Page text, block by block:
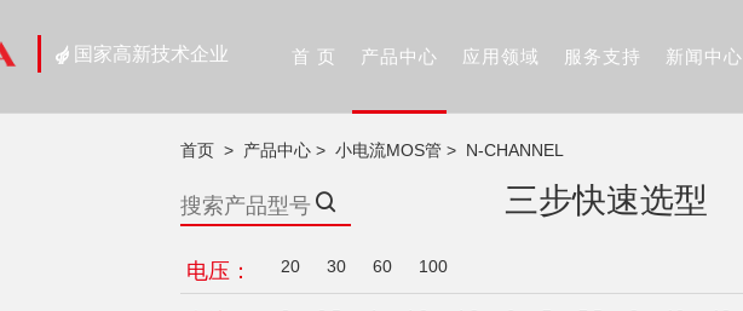
国家高新技术企业 首 页 产品中心 应用领域 服务支持 新闻中心
首页 > 产品中心> 小电流MOS管 > N-CHANNEL
三步快速选型
电压： 20 30 60 100